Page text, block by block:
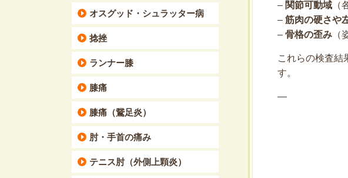
– 関節可動域 （
– 筋肉の硬さや
– 骨格の歪み （
これらの検査結
す。
—
オスグッド・シュラッター病
捻挫
ランナー膝
膝痛
膝痛（鵞足炎）
肘・手首の痛み
テニス肘（外側上顆炎）